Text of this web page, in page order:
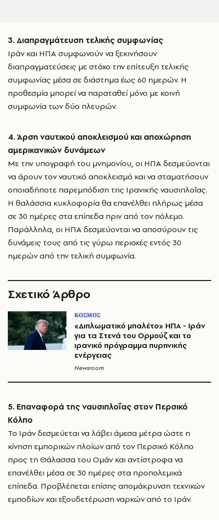
3. Διαπραγμάτευση τελικής συμφωνίας
Ιράν και ΗΠΑ συμφωνούν να ξεκινήσουν
διαπραγματεύσεις με στόχο την επίτευξη τελικής
συμφωνίας μέσα σε διάστημα έως 60 ημερών. Η
προθεσμία μπορεί να παραταθεί μόνο με κοινή
συμφωνία των δύο πλευρών.
4. Άρση ναυτικού αποκλεισμού και αποχώρηση
αμερικανικών δυνάμεων
Με την υπογραφή του μνημονίου, οι ΗΠΑ δεσμεύονται
να άρουν τον ναυτικό αποκλεισμό και να σταματήσουν
οποιαδήποτε παρεμπόδιση της Ιρανικής ναυσιπλοΐας.
Η θαλάσσια κυκλοφορία θα επανέλθει πλήρως μέσα
σε 30 ημέρες στα επίπεδα πριν από τον πόλεμο.
Παράλληλα, οι ΗΠΑ δεσμεύονται να αποσύρουν τις
δυνάμεις τους από τις γύρω περιοχές εντός 30
ημερών από την τελική συμφωνία.
Σχετικό Άρθρο
ΚΟΣΜΟΣ
«Διπλωματικό μπαλέτο» ΗΠΑ - Ιράν
για τα Στενά του Ορμούζ και το
ιρανικό πρόγραμμα πυρηνικής
ενέργειας
Newsroom
5. Επαναφορά της ναυσιπλοΐας στον Περσικό
Κόλπο
Το Ιράν δεσμεύεται να λάβει άμεσα μέτρα ώστε η
κίνηση εμπορικών πλοίων από τον Περσικό Κόλπο
προς τη Θάλασσα του Ομάν και αντίστροφα να
επανέλθει μέσα σε 30 ημέρες στα προπολεμικά
επίπεδα. Προβλέπεται επίσης απομάκρυνση τεχνικών
εμποδίων και εξουδετέρωση ναρκών από το Ιράν.